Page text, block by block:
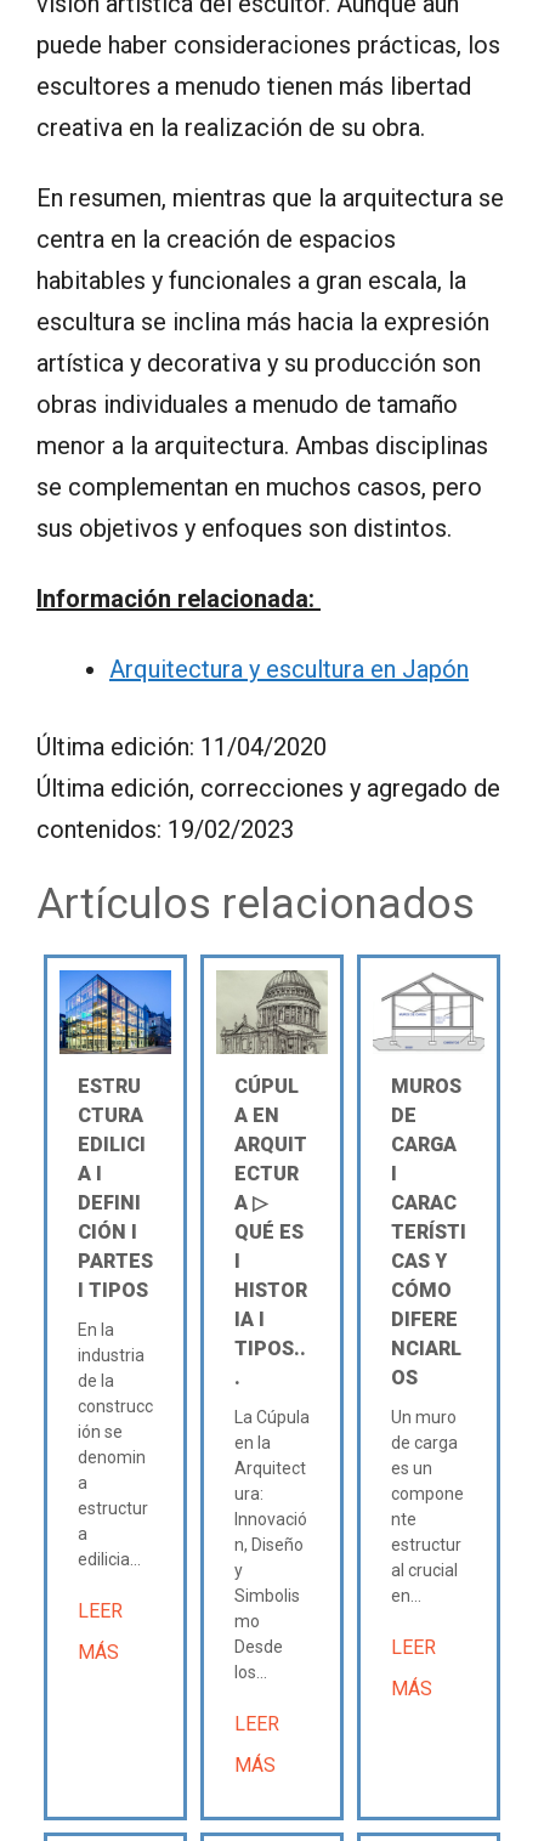
puede haber consideraciones prácticas, los
escultores a menudo tienen más libertad
creativa en la realización de su obra.
En resumen, mientras que la arquitectura se
centra en la creación de espacios
habitables y funcionales a gran escala, la
escultura se inclina más hacia la expresión
artística y decorativa y su producción son
obras individuales a menudo de tamaño
menor a la arquitectura. Ambas disciplinas
se complementan en muchos casos, pero
sus objetivos y enfoques son distintos.
Información relacionada:
Arquitectura y escultura en Japón
Última edición: 11/04/2020
Última edición, correcciones y agregado de
contenidos: 19/02/2023
Artículos relacionados
ESTRU
CTURA
EDILICI
A Ι
DEFINI
CIÓN Ι
PARTES
Ι TIPOS
En la
industria
de la
construcc
ión se
denomin
a
estructur
a
edilicia...
LEER
MÁS
CÚPUL
A EN
ARQUIT
ECTUR
A ▷
QUÉ ES
Ι
HISTOR
IA Ι
TIPOS..
.
La Cúpula
en la
Arquitect
ura:
Innovació
n, Diseño
y
Simbolis
mo
Desde
los...
LEER
MÁS
MUROS
DE
CARGA
Ι
CARAC
TERÍSTI
CAS Y
CÓMO
DIFERE
NCIARL
OS
Un muro
de carga
es un
compone
nte
estructur
al crucial
en...
LEER
MÁS